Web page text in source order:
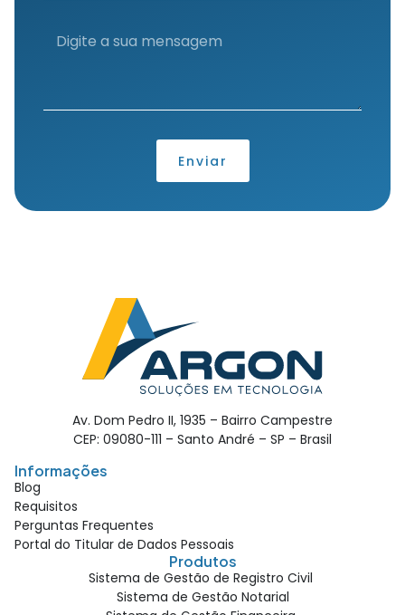
Enviar
Av. Dom Pedro II, 1935 – Bairro Campestre
CEP: 09080-111 – Santo André – SP – Brasil
Informações
Blog
Requisitos
Perguntas Frequentes
Portal do Titular de Dados Pessoais
Produtos
Sistema de Gestão de Registro Civil
Sistema de Gestão Notarial